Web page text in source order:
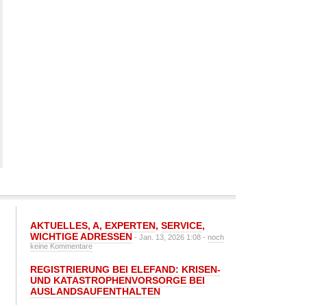
AKTUELLES, A, EXPERTEN, SERVICE,
WICHTIGE ADRESSEN - Jan. 13, 2026 1:08 - noch
keine Kommentare
REGISTRIERUNG BEI ELEFAND: KRISEN-
UND KATASTROPHENVORSORGE BEI
AUSLANDSAUFENTHALTEN